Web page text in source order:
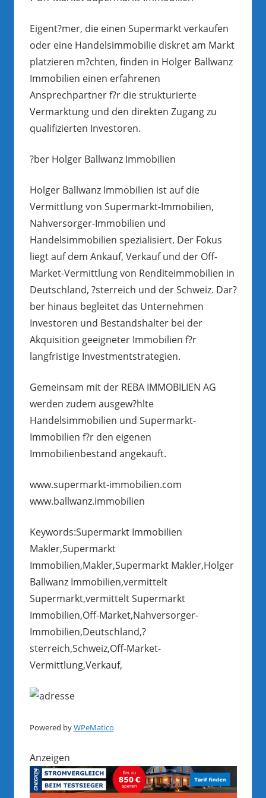
Eigent?mer, die einen Supermarkt verkaufen
oder eine Handelsimmobilie diskret am Markt
platzieren m?chten, finden in Holger Ballwanz
Immobilien einen erfahrenen
Ansprechpartner f?r die strukturierte
Vermarktung und den direkten Zugang zu
qualifizierten Investoren.
?ber Holger Ballwanz Immobilien
Holger Ballwanz Immobilien ist auf die
Vermittlung von Supermarkt-Immobilien,
Nahversorger-Immobilien und
Handelsimmobilien spezialisiert. Der Fokus
liegt auf dem Ankauf, Verkauf und der Off-
Market-Vermittlung von Renditeimmobilien in
Deutschland, ?sterreich und der Schweiz. Dar?
ber hinaus begleitet das Unternehmen
Investoren und Bestandshalter bei der
Akquisition geeigneter Immobilien f?r
langfristige Investmentstrategien.
Gemeinsam mit der REBA IMMOBILIEN AG
werden zudem ausgew?hlte
Handelsimmobilien und Supermarkt-
Immobilien f?r den eigenen
Immobilienbestand angekauft.
www.supermarkt-immobilien.com
www.ballwanz.immobilien
Keywords:Supermarkt Immobilien
Makler,Supermarkt
Immobilien,Makler,Supermarkt Makler,Holger
Ballwanz Immobilien,vermittelt
Supermarkt,vermittelt Supermarkt
Immobilien,Off-Market,Nahversorger-
Immobilien,Deutschland,?
sterreich,Schweiz,Off-Market-
Vermittlung,Verkauf,
Powered byWPeMatico
Anzeigen